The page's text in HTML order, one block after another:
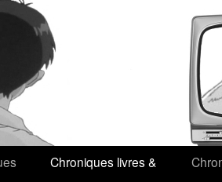
Chroniques livres &